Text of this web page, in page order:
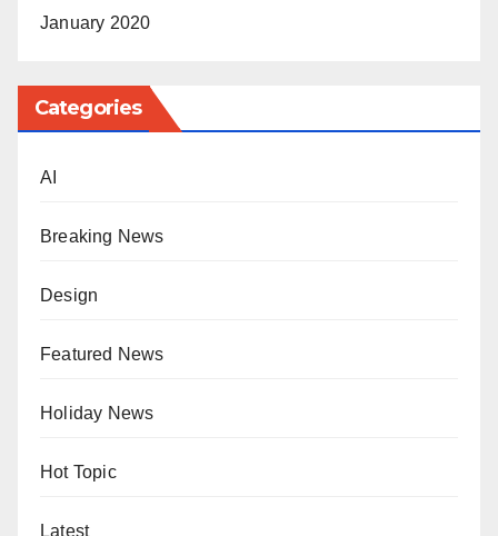
January 2020
Categories
AI
Breaking News
Design
Featured News
Holiday News
Hot Topic
Latest